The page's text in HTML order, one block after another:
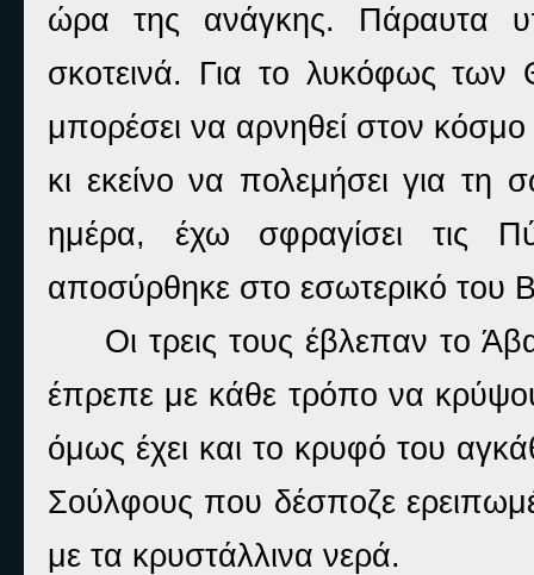
ώρα της ανάγκης. Πάραυτα
σκοτεινά. Για το λυκόφως
μπορέσει να αρνηθεί στον
κι εκείνο να πολεμήσει για τη
ημέρα, έχω σφραγίσει τις
αποσύρθηκε στο εσωτερικό του
Οι τρεις τους έβλεπαν το
έπρεπε με κάθε τρόπο να
όμως έχει και το κρυφό του
Σούλφους που δέσποζε
με τα κρυστάλλινα νερά.